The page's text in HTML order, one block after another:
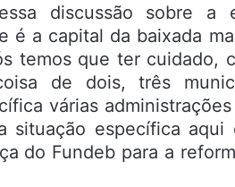
discussão sobre a
é a capital da baixada
temos que ter cuidado,
de dois, três
várias
situação específica
do Fundeb para a